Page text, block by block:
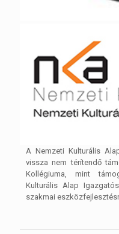
A Nemzeti Kulturális
vissza nem térítendő
Kollégiuma, mint
Kulturális Alap
szakmai